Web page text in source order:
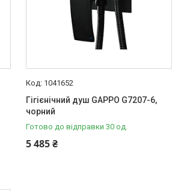
1041652
Гігієнічний душ GAPPO G7207-6,
чорний
Готово до відправки 30 од.
5 485 ₴